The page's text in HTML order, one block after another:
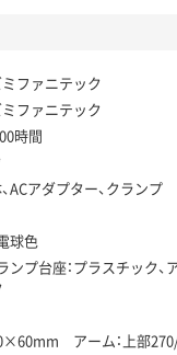
ミファニテック
ミファニテック
時間
ACアダプター、クランプ
球色
ンプ台座：プラスチック、
アーム：上部